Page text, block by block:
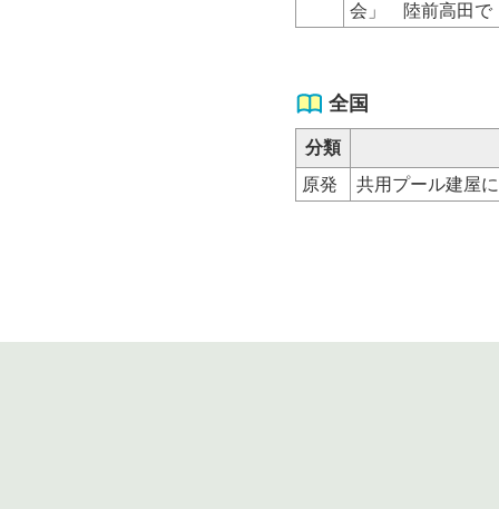
会」 陸前高田で
全国
分類
原発
共用プール建屋